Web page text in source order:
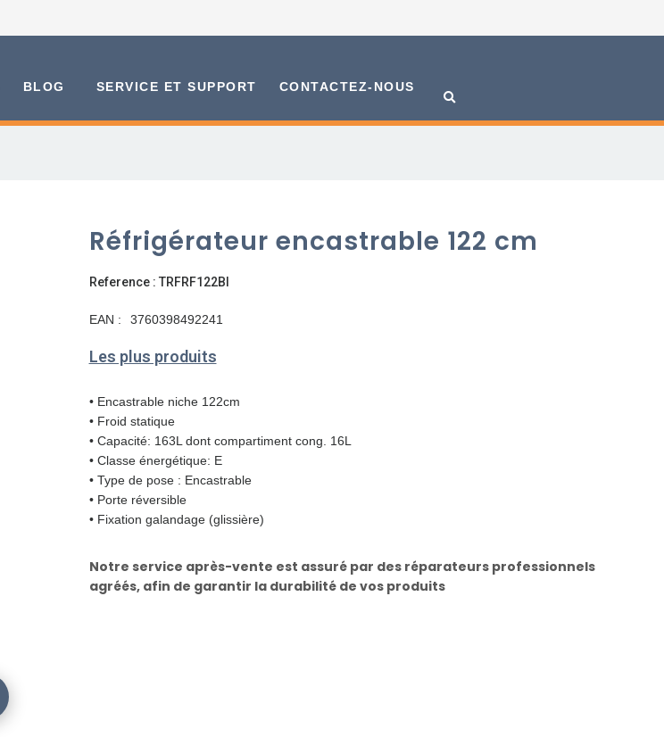
BLOG SERVICE ET SUPPORT CONTACTEZ-NOUS
Réfrigérateur encastrable 122 cm
Reference : TRFRF122BI
EAN : 3760398492241
Les plus produits
• Encastrable niche 122cm
• Froid statique
• Capacité: 163L dont compartiment cong. 16L
• Classe énergétique: E
• Type de pose : Encastrable
• Porte réversible
• Fixation galandage (glissière)
Notre service après-vente est assuré par des réparateurs professionnels
agréés, afin de garantir la durabilité de vos produits